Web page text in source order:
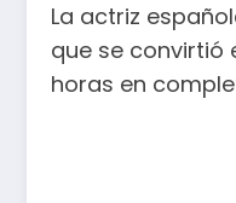
La actriz
que se convirtió
horas en